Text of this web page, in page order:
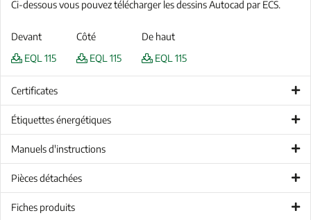
Ci-dessous vous pouvez télécharger les dessins Autocad par ECS.
Devant
EQL 115
Côté
EQL 115
De haut
EQL 115
Certificates
Étiquettes énergétiques
Manuels d'instructions
Pièces détachées
Fiches produits